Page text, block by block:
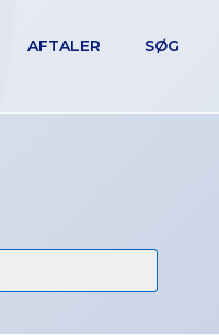
AFTALER SØG